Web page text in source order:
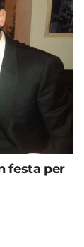
festa per